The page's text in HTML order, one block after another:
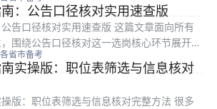
，从选岗启动前准备、条件初筛、误区避坑
：公告口径核对实用速查版
告口径核对实用速查版 这篇文章面向所有
围绕公告口径核对这一选岗核心环节展开，
做的操作方法，帮大家避开选岗中因误解公
本文包含岗位条件匹配自查步骤、常见认知
各省市备考
实操版：职位表筛选与信息核对
版：职位表筛选与信息核对完整方法 很多